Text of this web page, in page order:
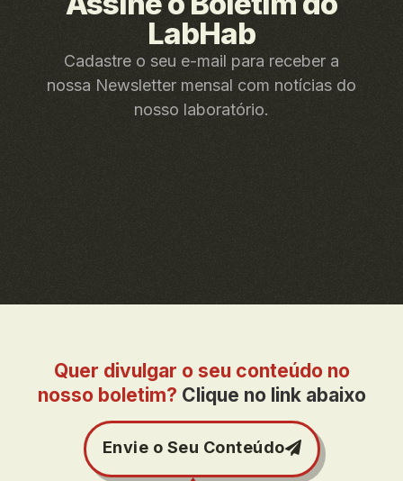
LabHab
Cadastre o seu e-mail para receber a
nossa Newsletter mensal com notícias do
nosso laboratório.
Quer divulgar o seu conteúdo no
nosso boletim? Clique no link abaixo
Envie o Seu Conteúdo